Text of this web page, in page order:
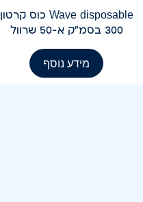
Wave disposable כוס קרטון
300 בסמ"ק א-50 שרוול
מידע נוסף